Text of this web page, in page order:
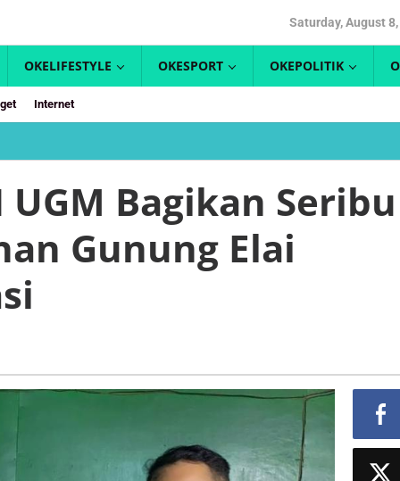
Saturday, August
OKELIFESTYLE OKESPORT OKEPOLITIK
Internet
Bagikan Seribu
Gunung Elai